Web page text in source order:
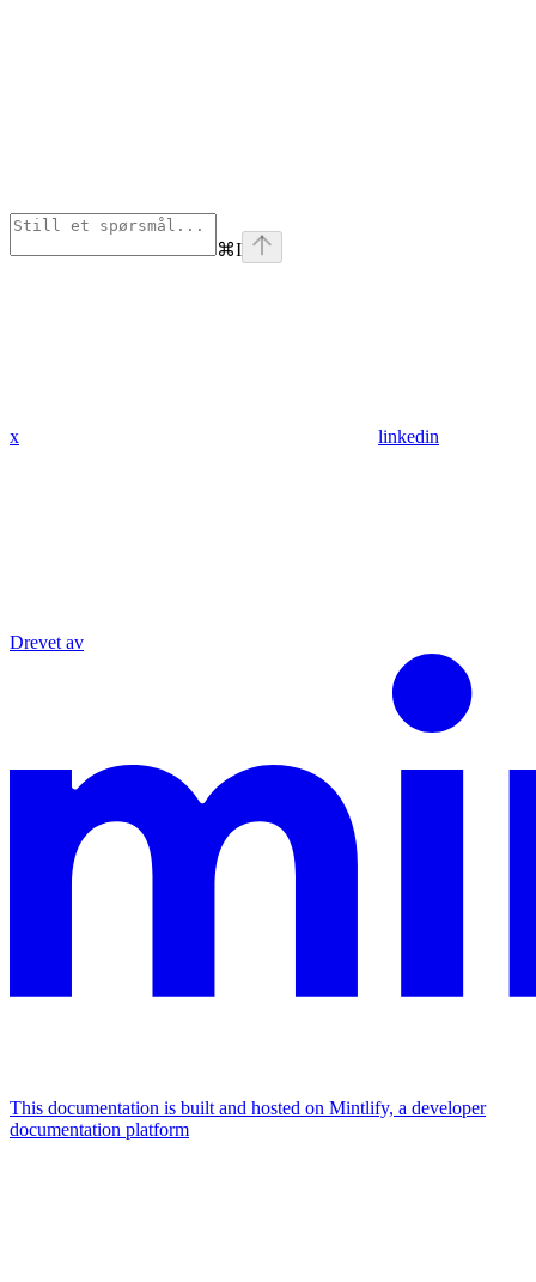
⌘I
x linkedin
Drevet av
This documentation is built and hosted on Mintlify, a developer
documentation platform